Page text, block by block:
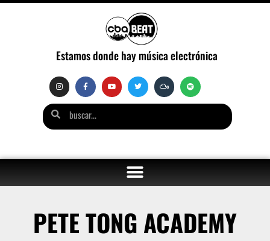
Estamos donde hay música electrónica
PETE TONG ACADEMY